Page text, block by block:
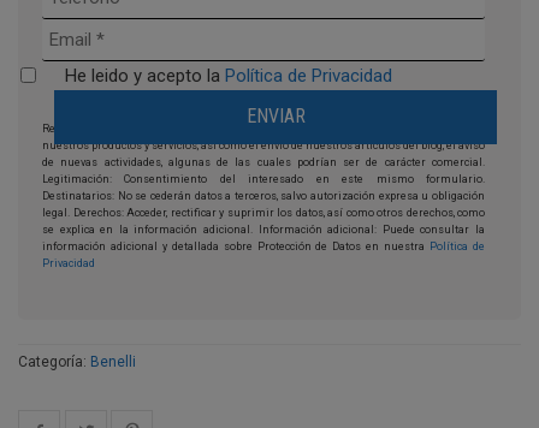
He leido y acepto la Política de Privacidad
Responsable: Moto Franchising, s.l. Finalidad: la prestación y comercialización de
nuestros productos y servicios, así como el envío de nuestros artículos del blog, el aviso
de nuevas actividades, algunas de las cuales podrían ser de carácter comercial.
Legitimación: Consentimiento del interesado en este mismo formulario.
Destinatarios: No se cederán datos a terceros, salvo autorización expresa u obligación
legal. Derechos: Acceder, rectificar y suprimir los datos, así como otros derechos, como
se explica en la información adicional. Información adicional: Puede consultar la
información adicional y detallada sobre Protección de Datos en nuestra
Política de
Privacidad
Categoría: Benelli